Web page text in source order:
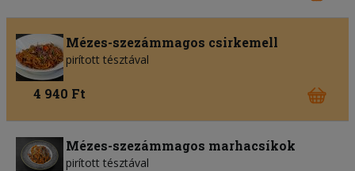
Mézes-szezámmagos csirkemell
pirított tésztával
4 940 Ft
Mézes-szezámmagos marhacsíkok
pirított tésztával